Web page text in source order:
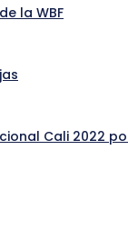
la WBF
Cali 2022